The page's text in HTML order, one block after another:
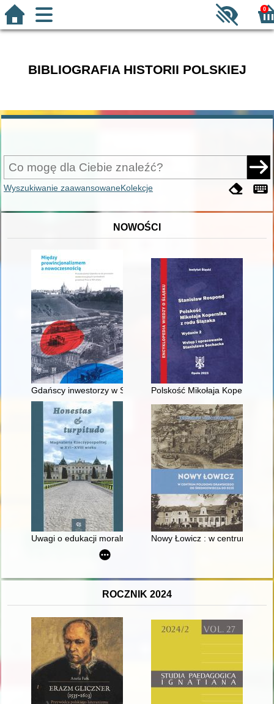
0
BIBLIOGRAFIA HISTORII POLSKIEJ
Wyszukiwanie zaawansowaneKolekcje
NOWOŚCI
Gdańscy inwestorzy w Sopocie : prestiż finansowy i
Polskość Mikołaja Kopernika z
Uwagi o edukacji moralnej synów szlacheckich w XVI-
Nowy Łowicz : w centrum
ROCZNIK 2024